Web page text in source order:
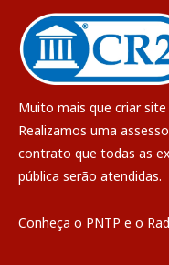
Muito mais que criar site
Realizamos uma
contrato que todas as
pública serão atendidas.
Conheça o PNTP e o